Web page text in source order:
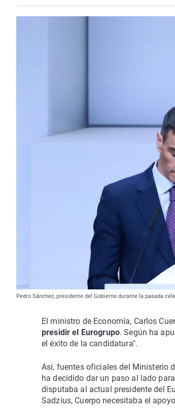
Pedro Sánchez, presidente del Gobierno durante la pasada
El ministro de Economía, Carlos
presidir el Eurogrupo. Según ha
el éxito de la candidatura".
Así, fuentes oficiales del Ministerio
ha decidido dar un paso al lado
disputaba al actual presidente del
Sadzius, Cuerpo necesitaba el